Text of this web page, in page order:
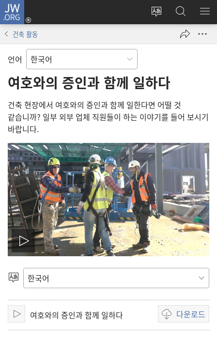
JW.ORG
사이트
변경
로그인
(새로운
열기)
JW.ORG
검색
메
건축 활동
언어
여호와의 증인과 함께 일하다
건축 현장에서 여호와의 증인과 함께 일한다면 어떨 것
같습니까? 일부 외부 업체 직원들이 하는 이야기를 들어 보시기
바랍니다.
동
영
상
재
언어
재생여호와의 증인과 함께 일하다 다운로드
동영상
다운로드